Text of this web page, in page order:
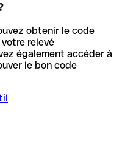
obtenir le code
relevé
également accéder à
le bon code